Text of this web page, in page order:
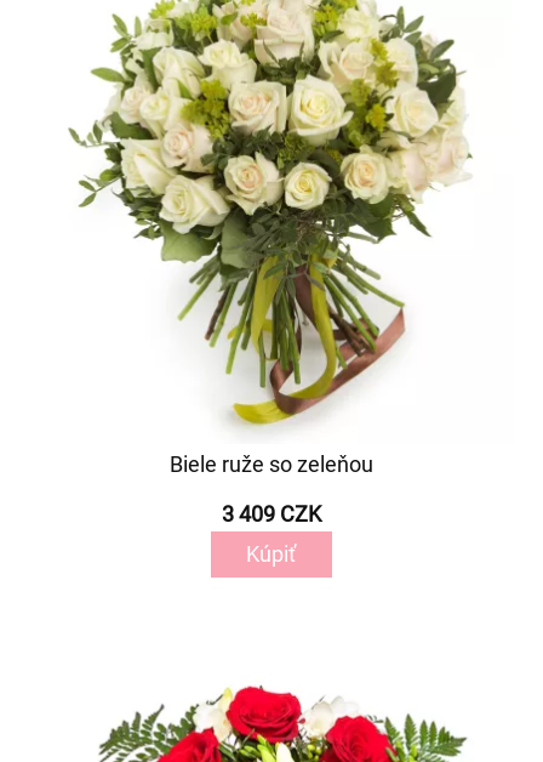
Biele ruže so zeleňou
3 409 CZK
Kúpiť